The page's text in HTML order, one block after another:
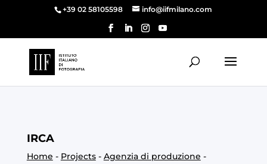
+39 02 58105598 info@iifmilano.com
IRCA
Home - Projects- Agenzia di produzione -